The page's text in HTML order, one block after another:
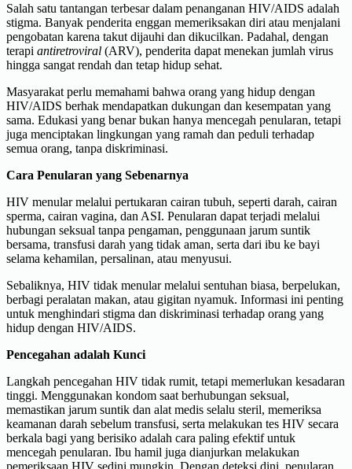
Salah satu tantangan terbesar dalam penanganan HIV/AIDS adalah
stigma. Banyak penderita enggan memeriksakan diri atau menjalani
pengobatan karena takut dijauhi dan dikucilkan. Padahal, dengan
terapi antiretroviral (ARV), penderita dapat menekan jumlah virus
hingga sangat rendah dan tetap hidup sehat.
Masyarakat perlu memahami bahwa orang yang hidup dengan
HIV/AIDS berhak mendapatkan dukungan dan kesempatan yang
sama. Edukasi yang benar bukan hanya mencegah penularan, tetapi
juga menciptakan lingkungan yang ramah dan peduli terhadap
semua orang, tanpa diskriminasi.
Cara Penularan yang Sebenarnya
HIV menular melalui pertukaran cairan tubuh, seperti darah, cairan
sperma, cairan vagina, dan ASI. Penularan dapat terjadi melalui
hubungan seksual tanpa pengaman, penggunaan jarum suntik
bersama, transfusi darah yang tidak aman, serta dari ibu ke bayi
selama kehamilan, persalinan, atau menyusui.
Sebaliknya, HIV tidak menular melalui sentuhan biasa, berpelukan,
berbagi peralatan makan, atau gigitan nyamuk. Informasi ini penting
untuk menghindari stigma dan diskriminasi terhadap orang yang
hidup dengan HIV/AIDS.
Pencegahan adalah Kunci
Langkah pencegahan HIV tidak rumit, tetapi memerlukan kesadaran
tinggi. Menggunakan kondom saat berhubungan seksual,
memastikan jarum suntik dan alat medis selalu steril, memeriksa
keamanan darah sebelum transfusi, serta melakukan tes HIV secara
berkala bagi yang berisiko adalah cara paling efektif untuk
mencegah penularan. Ibu hamil juga dianjurkan melakukan
pemeriksaan HIV sedini mungkin. Dengan deteksi dini, penularan